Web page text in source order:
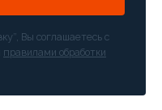
Вы соглашаетесь с
правилами обработки